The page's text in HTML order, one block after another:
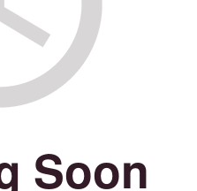
Soon